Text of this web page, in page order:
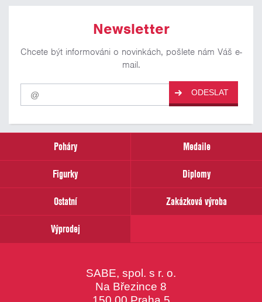
Newsletter
Chcete být informováni o novinkách, pošlete nám Váš e-
mail.
Pro
odběr
našich
email
ODESLAT
Poháry
Medaile
Figurky
Diplomy
Ostatní
Zakázková výroba
Výprodej
SABE, spol. s r. o.
Na Březince 8